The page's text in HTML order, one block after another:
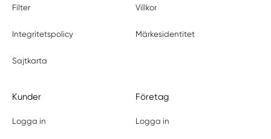
Filter Villkor
Integritetspolicy Märkesidentitet
Sajtkarta
Kunder
Logga in
Företag
Logga in